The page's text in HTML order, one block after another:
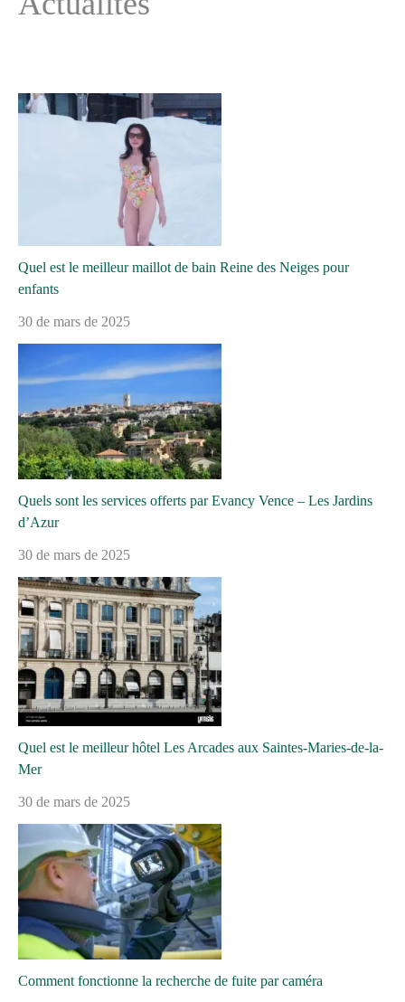
Quel est le meilleur maillot de bain Reine des Neiges pour
enfants
30 de mars de 2025
Quels sont les services offerts par Evancy Vence – Les Jardins
d’Azur
30 de mars de 2025
Quel est le meilleur hôtel Les Arcades aux Saintes-Maries-de-la-
Mer
30 de mars de 2025
Comment fonctionne la recherche de fuite par caméra